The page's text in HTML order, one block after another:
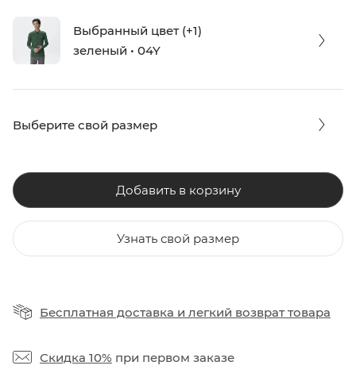
Выбранный цвет (+1)
зеленый • 04Y
Выберите свой размер
Добавить в корзину
Узнать свой размер
Бесплатная доставка и легкий возврат товара
Скидка 10% при первом заказе